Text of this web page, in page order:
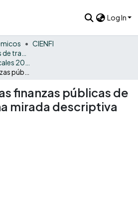
Log In
CIENFI
finanzas públicas de
mirada descriptiva